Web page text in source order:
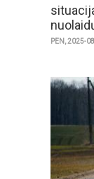
PEN, 2025-